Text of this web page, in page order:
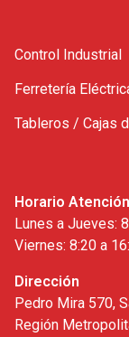
Control Industrial
Ferretería
Tableros / Cajas
Horario Atención
Lunes a Jueves:
Viernes: 8:20 a
Dirección
Pedro Mira 570,
Región